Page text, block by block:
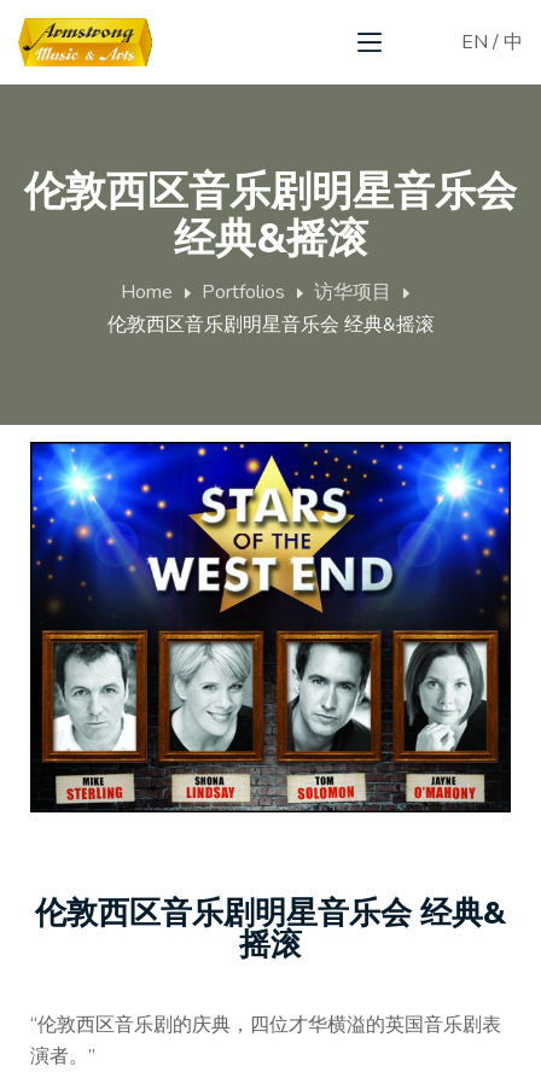
EN / 中
伦敦西区音乐剧明星音乐会
经典&摇滚
Home Portfolios
访华项目
伦敦西区音乐剧明星音乐会 经典&摇滚
伦敦西区音乐剧明星音乐会 经典&
摇滚
“伦敦西区音乐剧的庆典，四位才华横溢的英国音乐剧表
演者。”